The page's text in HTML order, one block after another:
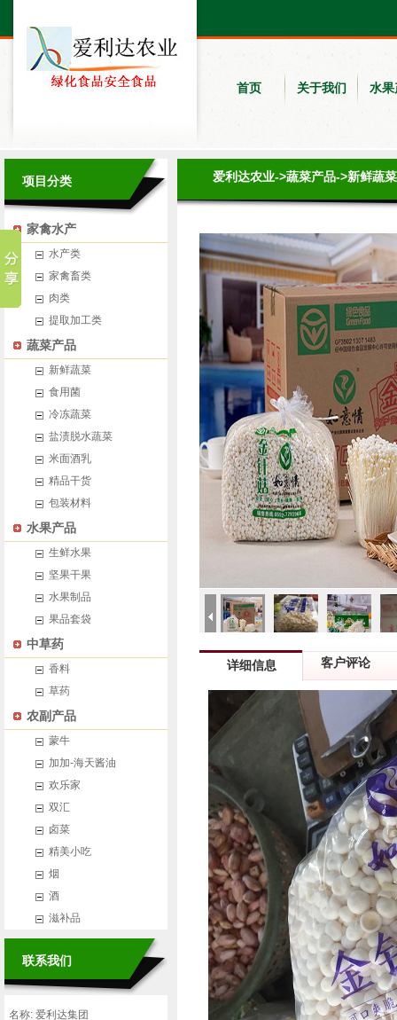
首页 关于我们 水果
项目分类
家禽水产
水产类
家禽畜类
肉类
提取加工类
蔬菜产品
新鲜蔬菜
食用菌
冷冻蔬菜
盐渍脱水蔬菜
米面酒乳
精品干货
包装材料
水果产品
生鲜水果
坚果干果
水果制品
果品套袋
中草药
香料
草药
农副产品
蒙牛
加加-海天酱油
欢乐家
双汇
卤菜
精美小吃
烟
酒
滋补品
联系我们
名称: 爱利达集团
爱利达农业->蔬菜产品->新鲜蔬菜
详细信息 客户评论